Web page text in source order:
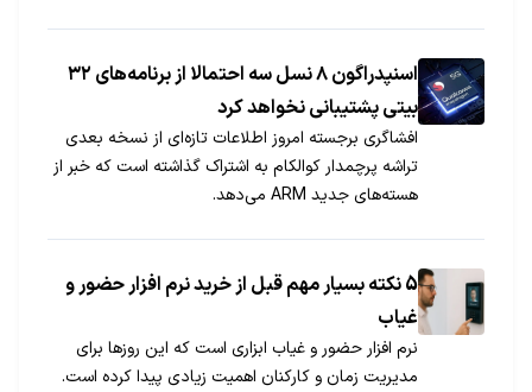
اسنپدراگون ۸ نسل سه احتمالا از برنامه‌های ۳۲
بیتی پشتیبانی نخواهد کرد
افشاگری برجسته امروز اطلاعات تازه‌ای از نسخه بعدی
تراشه پرچمدار کوالکام به اشتراک گذاشته است که خبر از
هسته‌های جدید ARM می‌دهد.
5 نکته بسیار مهم قبل از خرید نرم افزار حضور و
غیاب
نرم افزار حضور و غیاب ابزاری است که این روزها برای
مدیریت زمان و کارکنان اهمیت زیادی پیدا کرده است.